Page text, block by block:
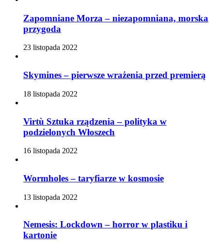
Zapomniane Morza – niezapomniana, morska
przygoda
23 listopada 2022
Skymines – pierwsze wrażenia przed premierą
18 listopada 2022
Virtù Sztuka rządzenia – polityka w
podzielonych Włoszech
16 listopada 2022
Wormholes – taryfiarze w kosmosie
13 listopada 2022
Nemesis: Lockdown – horror w plastiku i
kartonie